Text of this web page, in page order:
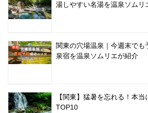
湯しやすい名湯を温泉ソムリ
関東の穴場温泉｜今週末でも
泉宿を温泉ソムリエが紹介
【関東】猛暑を忘れる！本
TOP10